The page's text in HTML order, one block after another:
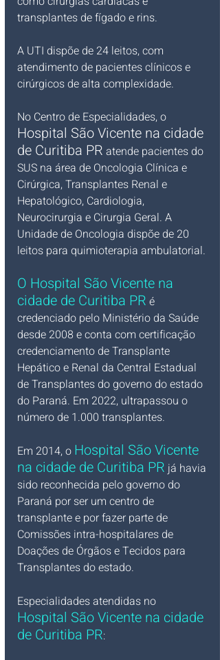
transplantes de fígado e rins.
A UTI dispõe de 24 leitos, com
atendimento de pacientes clínicos e
cirúrgicos de alta complexidade.
No Centro de Especialidades, o
Hospital São Vicente na cidade
de Curitiba PR atende pacientes do
SUS na área de Oncologia Clínica e
Cirúrgica, Transplantes Renal e
Hepatológico, Cardiologia,
Neurocirurgia e Cirurgia Geral. A
Unidade de Oncologia dispõe de 20
leitos para quimioterapia ambulatorial.
O Hospital São Vicente na
cidade de Curitiba PR é
credenciado pelo Ministério da Saúde
desde 2008 e conta com certificação
credenciamento de Transplante
Hepático e Renal da Central Estadual
de Transplantes do governo do estado
do Paraná. Em 2022, ultrapassou o
número de 1.000 transplantes.
Em 2014, o Hospital São Vicente
na cidade de Curitiba PR já havia
sido reconhecida pelo governo do
Paraná por ser um centro de
transplante e por fazer parte de
Comissões intra-hospitalares de
Doações de Órgãos e Tecidos para
Transplantes do estado.
Especialidades atendidas no
Hospital São Vicente na cidade
de Curitiba PR: